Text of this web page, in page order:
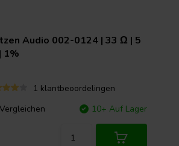
Audio 002-0124 | 33 Ω | 5
1%
1 klantbeoordelingen
Vergleichen
10+ Auf Lager